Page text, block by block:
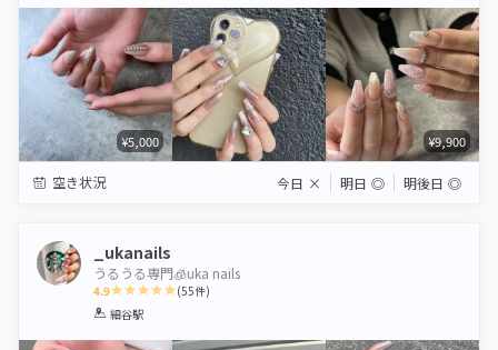
¥5,000 ¥9,900
空き状況 今日 × 明日 ◎ 明後日 ◎
_ukanails
うるうる専門🧊uka nails
4.9
1 2 3
(55件)
細谷駅